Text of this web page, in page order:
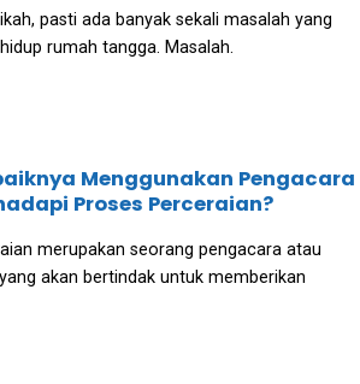
pasti ada banyak sekali masalah yang
rumah tangga. Masalah.
Menggunakan Pengacara
Proses Perceraian?
merupakan seorang pengacara atau
akan bertindak untuk memberikan